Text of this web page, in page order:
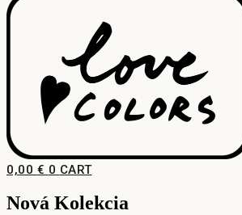
0,00 € 0 CART
Nová Kolekcia